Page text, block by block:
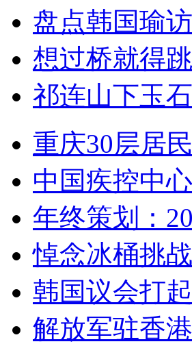
盘点韩国瑜
想过桥就得
祁连山下玉
重庆30层居
中国疾控中
年终策划：
悼念冰桶挑
韩国议会打
解放军驻香